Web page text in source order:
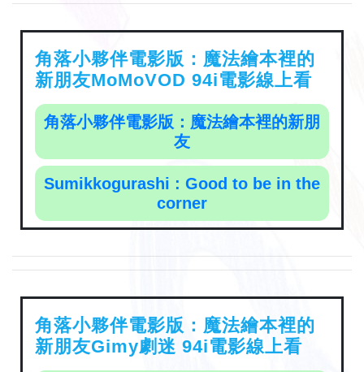
角落小夥伴電影版：魔法繪本裡的
新朋友MoMoVOD 94i電影線上看
角落小夥伴電影版：魔法繪本裡的新朋
友
Sumikkogurashi : Good to be in the
corner
角落小夥伴電影版：魔法繪本裡的
新朋友Gimy劇迷 94i電影線上看